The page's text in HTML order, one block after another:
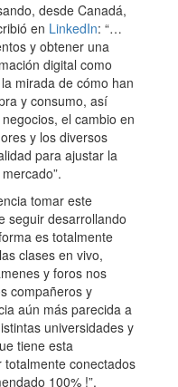
desde Canadá,
en LinkedIn: “…
y obtener una
digital como
mirada de cómo han
y consumo, así
el cambio en
y los diversos
para ajustar la
tomar este
seguir desarrollando
es totalmente
clases en vivo,
y foros nos
compañeros y
aún más parecida a
universidades y
tiene esta
conectados
100% !”.